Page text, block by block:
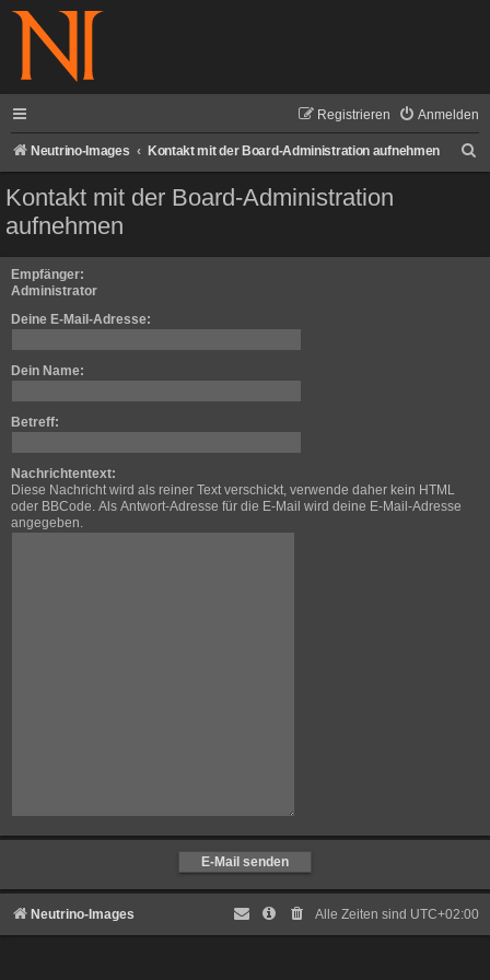
Anmelden
Registrieren
Neutrino-Images Kontakt mit der Board-Administration aufnehmen
Kontakt mit der Board-Administration
aufnehmen
Empfänger:
Administrator
Deine E-Mail-Adresse:
Dein Name:
Betreff:
Nachrichtentext:
Diese Nachricht wird als reiner Text verschickt, verwende daher kein HTML
oder BBCode. Als Antwort-Adresse für die E-Mail wird deine E-Mail-Adresse
angegeben.
Neutrino-Images Alle Zeiten sind UTC+02:00